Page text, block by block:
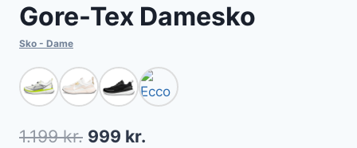
Gore-Tex Damesko
Sko - Dame
1.199kr. Den
999 kr.